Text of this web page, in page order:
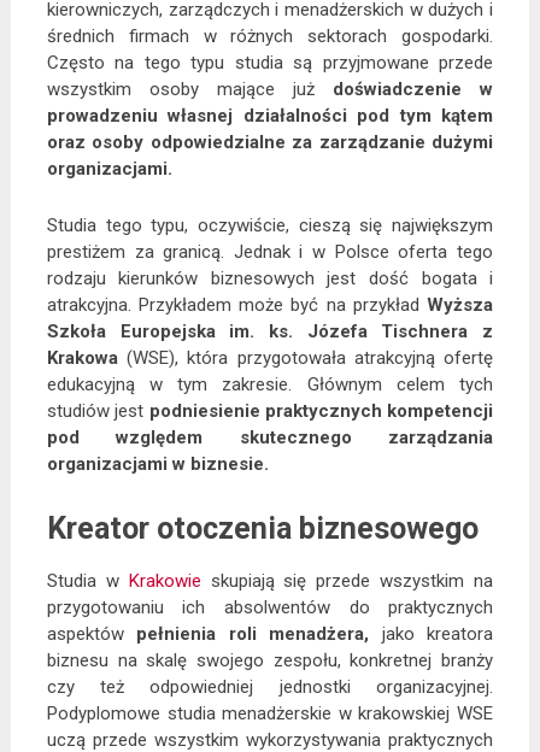
kierowniczych, zarządczych i menadżerskich w dużych i
średnich firmach w różnych sektorach gospodarki.
Często na tego typu studia są przyjmowane przede
wszystkim osoby mające już doświadczenie w
prowadzeniu własnej działalności pod tym kątem
oraz osoby odpowiedzialne za zarządzanie dużymi
organizacjami.
Studia tego typu, oczywiście, cieszą się największym
prestiżem za granicą. Jednak i w Polsce oferta tego
rodzaju kierunków biznesowych jest dość bogata i
atrakcyjna. Przykładem może być na przykładWyższa
Szkoła Europejska im. ks. Józefa Tischnera z
Krakowa(WSE), która przygotowała atrakcyjną ofertę
edukacyjną w tym zakresie. Głównym celem tych
studiów jest podniesienie praktycznych kompetencji
pod względem skutecznego zarządzania
organizacjami w biznesie.
Kreator otoczenia biznesowego
Studia w Krakowie skupiają się przede wszystkim na
przygotowaniu ich absolwentów do praktycznych
aspektów pełnienia roli menadżera, jako kreatora
biznesu na skalę swojego zespołu, konkretnej branży
czy też odpowiedniej jednostki organizacyjnej.
Podyplomowe studia menadżerskie w krakowskiej WSE
uczą przede wszystkim wykorzystywania praktycznych